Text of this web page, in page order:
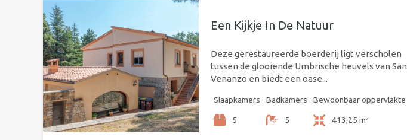
Een Kijkje In De Natuur
Deze gerestaureerde boerderij ligt verscholen
tussen de glooiende Umbrische heuvels van San
Venanzo en biedt een oase...
Slaapkamers
5
Badkamers
5
Bewoonbaar oppervlakte
413,25 m²